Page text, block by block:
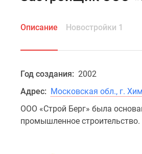
Описание Новостройки 1
Год создания: 2002
Адрес: Московская обл., г.
ООО «Строй Берг» была
промышленное строительство.